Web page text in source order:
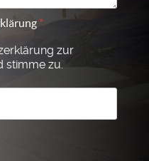
*
zur
stimme zu.